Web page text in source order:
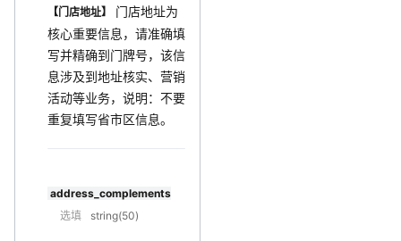
【门店地址】
门店地址为
核心重要信息，请准确填
写并精确到门牌号，该信
息涉及到地址核实、营销
活动等业务，说明：不要
重复填写省市区信息。
address_complements
选填
string(50)